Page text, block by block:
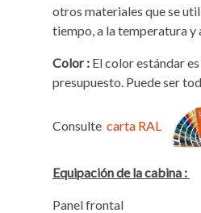
otros materiales que se
tiempo, a la temperatura y
Color : El color estándar
presupuesto. Puede ser
Consulte carta RAL
Equipación de la cabina :
Panel frontal